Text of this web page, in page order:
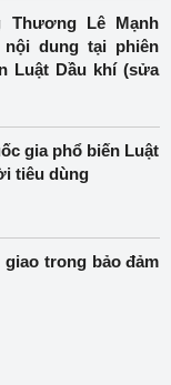
Lê Mạnh
dung tại phiên
Luật Dầu khí (sửa
gia phổ biến Luật
tiêu dùng
trong bảo đảm